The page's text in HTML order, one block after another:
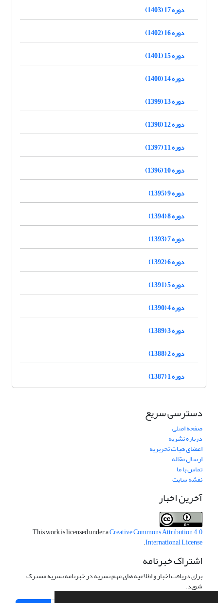
دوره 17 (1403)
دوره 16 (1402)
دوره 15 (1401)
دوره 14 (1400)
دوره 13 (1399)
دوره 12 (1398)
دوره 11 (1397)
دوره 10 (1396)
دوره 9 (1395)
دوره 8 (1394)
دوره 7 (1393)
دوره 6 (1392)
دوره 5 (1391)
دوره 4 (1390)
دوره 3 (1389)
دوره 2 (1388)
دوره 1 (1387)
دسترسی سریع
صفحه اصلی
درباره نشریه
اعضای هیات تحریریه
ارسال مقاله
تماس با ما
نقشه سایت
آخرین اخبار
This work is licensed under aCreative Commons Attribution 4.0
International License
.
اشتراک خبرنامه
برای دریافت اخبار و اطلاعیه های مهم نشریه در خبرنامه نشریه مشترک
شوید.